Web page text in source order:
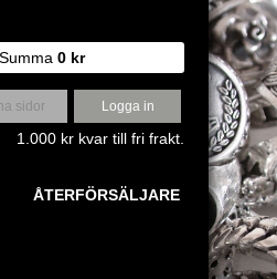
Summa 0 kr
sidor Logga in
1.000 kr kvar till fri frakt.
ÅTERFÖRSÄLJARE